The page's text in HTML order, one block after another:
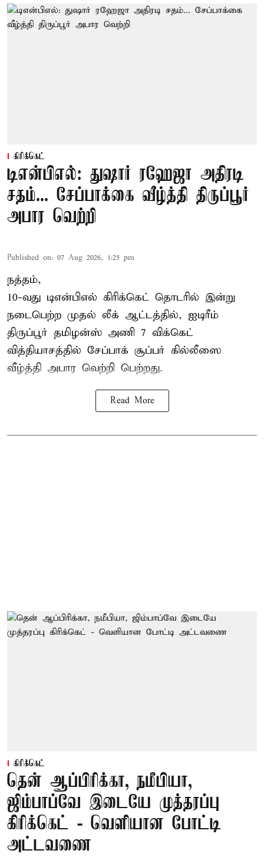
கிரிக்கெட்
டிஎன்பிஎல்: துஷார் ரஹேஜா அதிரடி
சதம்... சேப்பாக்கை வீழ்த்தி திருப்பூர்
அபார வெற்றி
Published on: 07 Aug 2026, 1:25 pm
நத்தம்,
10-வது டிஎன்பிஎல் கிரிக்கெட் தொடரில் இன்று
நடைபெற்ற முதல் லீக் ஆட்டத்தில், ஐடிரீம்
திருப்பூர் தமிழன்ஸ் அணி 7 விக்கெட்
வித்தியாசத்தில் சேப்பாக் சூப்பர் கில்லீஸை
வீழ்த்தி அபார வெற்றி பெற்றது.
Read More
கிரிக்கெட்
தென் ஆப்பிரிக்கா, நமீபியா,
ஜிம்பாப்வே இடையே முத்தரப்பு
கிரிக்கெட் - வெளியான போட்டி
அட்டவணை